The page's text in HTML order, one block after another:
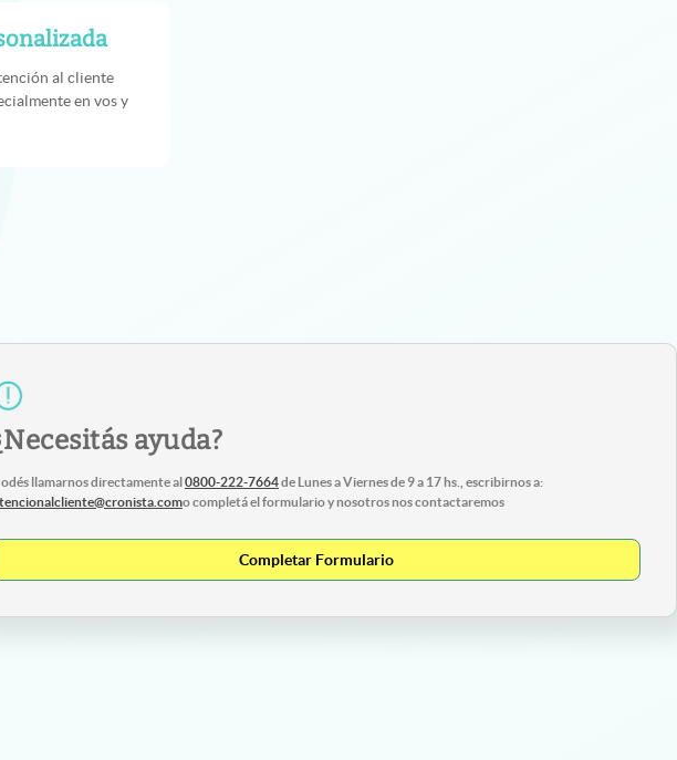
al cliente
en vos y
ayuda?
llamarnos directamente al0800-222-7664de Lunes a Viernes de 9 a 17 hs., escribirnos a:
o completá el formulario y nosotros nos contactaremos
Completar Formulario